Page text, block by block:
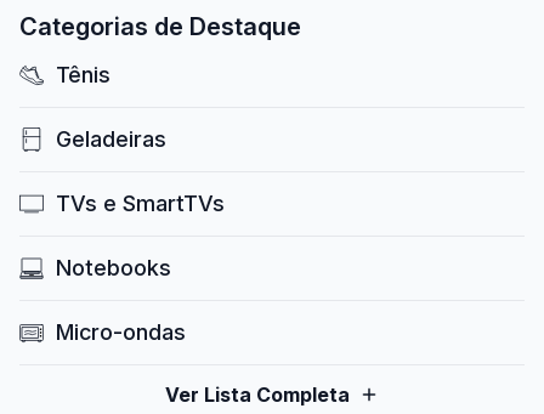
Categorias de Destaque
Tênis
Geladeiras
TVs e SmartTVs
Notebooks
Micro-ondas
Ver Lista Completa